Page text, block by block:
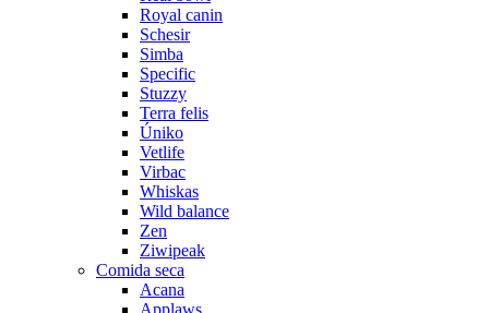
Royal canin
Schesir
Simba
Specific
Stuzzy
Terra felis
Úniko
Vetlife
Virbac
Whiskas
Wild balance
Zen
Ziwipeak
Comida seca
Acana
Applaws